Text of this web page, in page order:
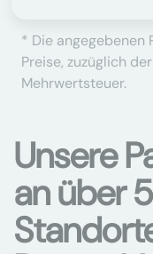
* Die angegebenen
Preise, zuzüglich
Mehrwertsteuer.
Unsere
an über